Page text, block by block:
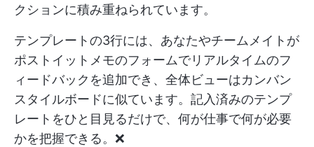
クションに積み重ねられています。
テンプレートの3行には、あなたやチームメイトが
ポストイットメモのフォームでリアルタイムのフ
ィードバックを追加でき、全体ビューはカンバン
スタイルボードに似ています。記入済みのテンプ
レートをひと目見るだけで、何が仕事で何が必要
かを把握できる。❌